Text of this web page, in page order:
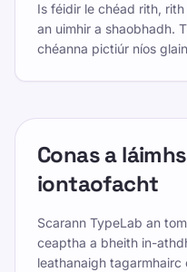
Is féidir le chéad rith,
an uimhir a shaobhadh.
chéanna pictiúr níos
Conas a
iontaofacht
Scarann TypeLab an
ceaptha a bheith in-
leathanaigh tagarmhairc